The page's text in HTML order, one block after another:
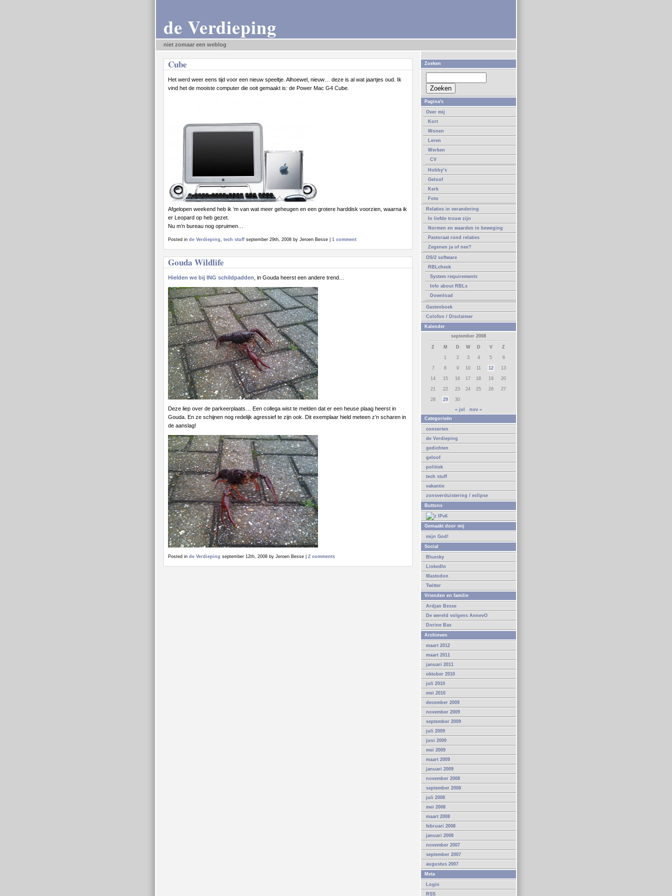
de Verdieping
niet zomaar een weblog
Zoeken
Pagina's
Over mij
Kort
Wonen
Leren
Werken
CV
Hobby’s
Geloof
Kerk
Foto
Relaties in verandering
In liefde trouw zijn
Normen en waarden in beweging
Pastoraat rond relaties
Zegenen ja of nee?
OS/2 software
RBLcheck
System requirements
Info about RBLs
Download
Gastenboek
Colofon / Disclaimer
Kalender
september 2008
Z M D W D V Z
1 2 3 4 5 6
7 8 9 10 11 12 13
14 15 16 17 18 19 20
21 22 23 24 25 26 27
28 29
30
« jul
nov »
Categorieën
concerten
de Verdieping
gedichten
geloof
politiek
tech stuff
vakantie
zonsverduistering / eclipse
Buttons
Gemaakt door mij
mijn God!
Social
Bluesky
LinkedIn
Mastodon
Twitter
Vrienden en familie
Ardjan Besse
De wereld volgens AnnevO
Dorine Bax
Archieven
maart 2012
maart 2011
januari 2011
oktober 2010
juli 2010
mei 2010
december 2009
november 2009
september 2009
juli 2009
juni 2009
mei 2009
maart 2009
januari 2009
november 2008
september 2008
juli 2008
mei 2008
maart 2008
februari 2008
januari 2008
november 2007
september 2007
augustus 2007
Meta
Login
RSS
Cube
Het werd weer eens tijd voor een nieuw speeltje. Alhoewel, nieuw… deze is al wat jaartjes oud. Ik
vind het de mooiste computer die ooit gemaakt is: de Power Mac G4 Cube.
Afgelopen weekend heb ik ‘m van wat meer geheugen en een grotere harddisk voorzien, waarna ik
er Leopard op heb gezet.
Nu m’n bureau nog opruimen…
Posted in de Verdieping, tech stuff september 29th, 2008 by Jeroen Besse | 1 comment
Gouda Wildlife
Hielden we bij ING schildpadden , in Gouda heerst een andere trend…
Deze liep over de parkeerplaats… Een collega wist te melden dat er een heuse plaag heerst in
Gouda. En ze schijnen nog redelijk agressief te zijn ook. Dit exemplaar hield meteen z’n scharen in
de aanslag!
Posted in de Verdieping september 12th, 2008 by Jeroen Besse | 2 comments